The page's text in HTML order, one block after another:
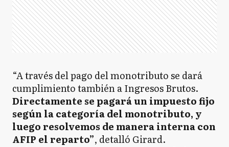
“A través del pago del monotributo se dará
cumplimiento también a Ingresos Brutos.
Directamente se pagará un impuesto fijo
según la categoría del monotributo, y
luego resolvemos de manera interna con
AFIP el reparto”, detalló Girard.